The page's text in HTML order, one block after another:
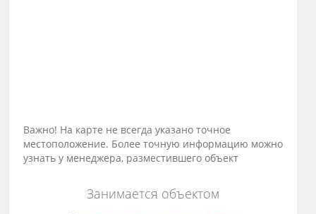
Важно! На карте не всегда указано точное
местоположение. Более точную информацию можно
узнать у менеджера, разместившего объект
Занимается объектом